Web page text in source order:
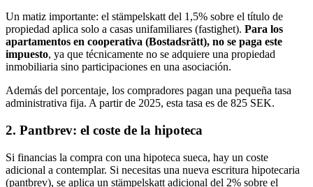
Un matiz importante: el stämpelskatt del 1,5% sobre el título de
propiedad aplica solo a casas unifamiliares (fastighet). Para los
apartamentos en cooperativa (Bostadsrätt), no se paga este
impuesto, ya que técnicamente no se adquiere una propiedad
inmobiliaria sino participaciones en una asociación.
Además del porcentaje, los compradores pagan una pequeña tasa
administrativa fija. A partir de 2025, esta tasa es de 825 SEK.
2. Pantbrev: el coste de la hipoteca
Si financias la compra con una hipoteca sueca, hay un coste
adicional a contemplar. Si necesitas una nueva escritura hipotecaria
(pantbrev), se aplica un stämpelskatt adicional del 2% sobre el